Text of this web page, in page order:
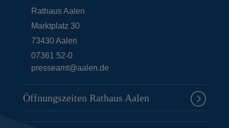
Rathaus Aalen
Marktplatz 30
73430Aalen
07361 52-0
presseamt@aalen.de
Öffnungszeiten Rathaus Aalen